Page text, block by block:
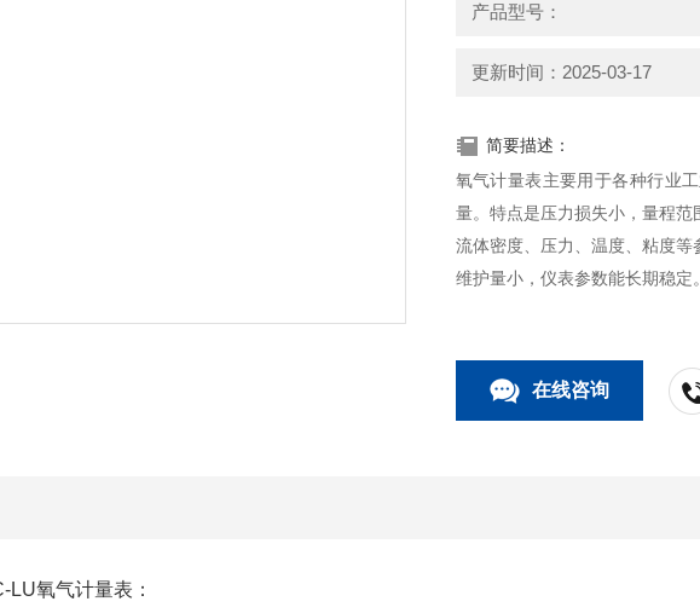
产品型号：
更新时间：2025-03-17
简要描述：
氧气计量表主要用于各种行业
量。特点是压力损失小，量程
流体密度、压力、温度、粘度等
维护量小，仪表参数能长期稳定。
在线咨询
LU氧气计量表：